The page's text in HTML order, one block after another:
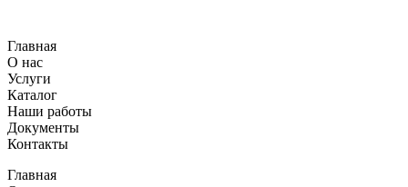
содержимому
Главная
О нас
Услуги
Каталог
Наши работы
Документы
Контакты
Главная